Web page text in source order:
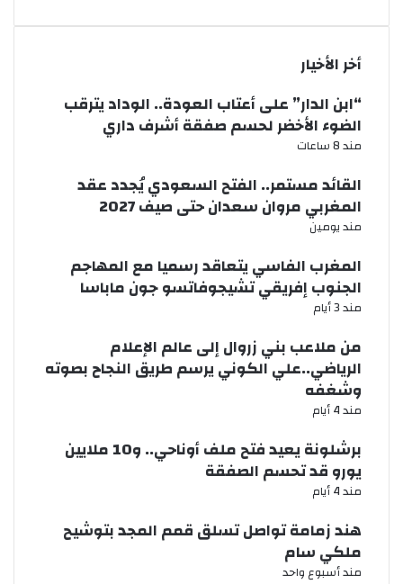
أخر الأخيار
“ابن الدار” على أعتاب العودة.. الوداد يترقب
الضوء الأخضر لحسم صفقة أشرف داري
مند 8 ساعات
القائد مستمر.. الفتح السعودي يُجدد عقد
المغربي مروان سعدان حتى صيف 2027
مند يومين
المغرب الفاسي يتعاقد رسميا مع المهاجم
الجنوب إفريقي تشيجوفاتسو جون ماباسا
مند 3 أيام
من ملاعب بني زروال إلى عالم الإعلام
الرياضي..علي الكوني يرسم طريق النجاح بصوته
وشغفه
مند 4 أيام
برشلونة يعيد فتح ملف أوناحي.. و10 ملايين
يورو قد تحسم الصفقة
مند 4 أيام
هند زمامة تواصل تسلق قمم المجد بتوشيح
ملكي سام
مند أسبوع واحد